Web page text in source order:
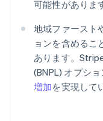
可能性がありま
地域ファースト
ョンを含めるこ
あります。
(BNPL) オプシ
増加を実現して